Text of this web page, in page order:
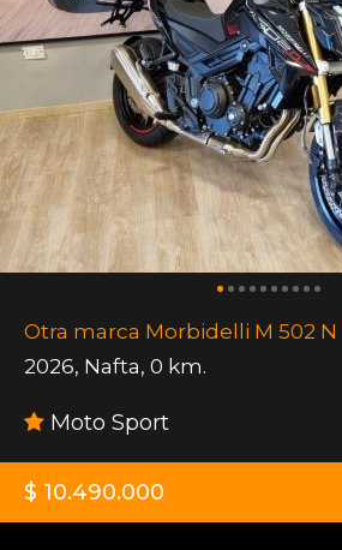
Otra marca Morbidelli M 502 N
2026, Nafta, 0 km.
Moto Sport
$ 10.490.000